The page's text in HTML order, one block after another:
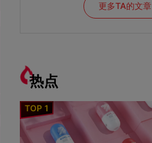
更多TA的文章
热点